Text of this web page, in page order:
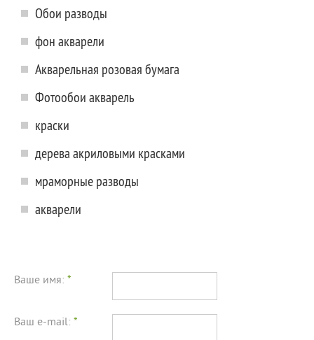
Обои разводы
фон акварели
Акварельная розовая бумага
Фотообои акварель
краски
дерева акриловыми красками
мраморные разводы
акварели
Ваше имя: *
Ваш e-mail: *